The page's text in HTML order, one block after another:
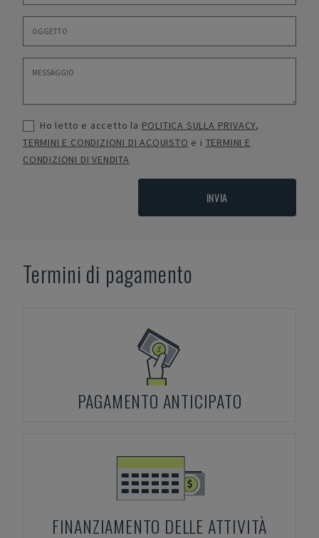
Ho letto e accetto la POLITICA SULLA PRIVACY,
TERMINI E CONDIZIONI DI ACQUISTO e i TERMINI E
CONDIZIONI DI VENDITA
INVIA
Termini di pagamento
PAGAMENTO ANTICIPATO
FINANZIAMENTO DELLE ATTIVITÀ